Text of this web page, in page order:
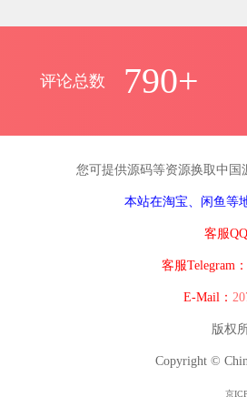
评论总数 790+
您可提供源码等资源换取中国
本站在淘宝、闲鱼等
客服
客服Telegram：
E-Mail：
版权
Copyright ©
京